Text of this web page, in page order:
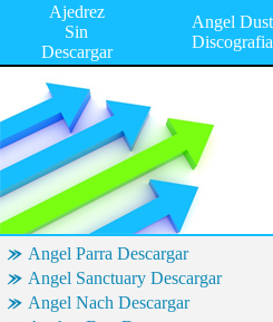
Ajedrez
Sin
Descargar
Angel Dust
Discografia
Angel Parra Descargar
Angel Sanctuary Descargar
Angel Nach Descargar